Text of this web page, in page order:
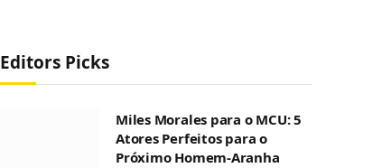
Editors Picks
Miles Morales para o MCU: 5
Atores Perfeitos para o
Próximo Homem-Aranha